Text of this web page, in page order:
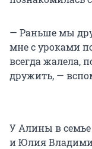
— Раньше мы
мне с уроками
всегда жалела,
дружить, —
У Алины в семье
и Юлия